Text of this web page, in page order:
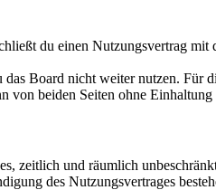
du einen Nutzungsvertrag
Board nicht weiter nutzen.
beiden Seiten ohne
zeitlich und räumlich
des Nutzungsvertrages